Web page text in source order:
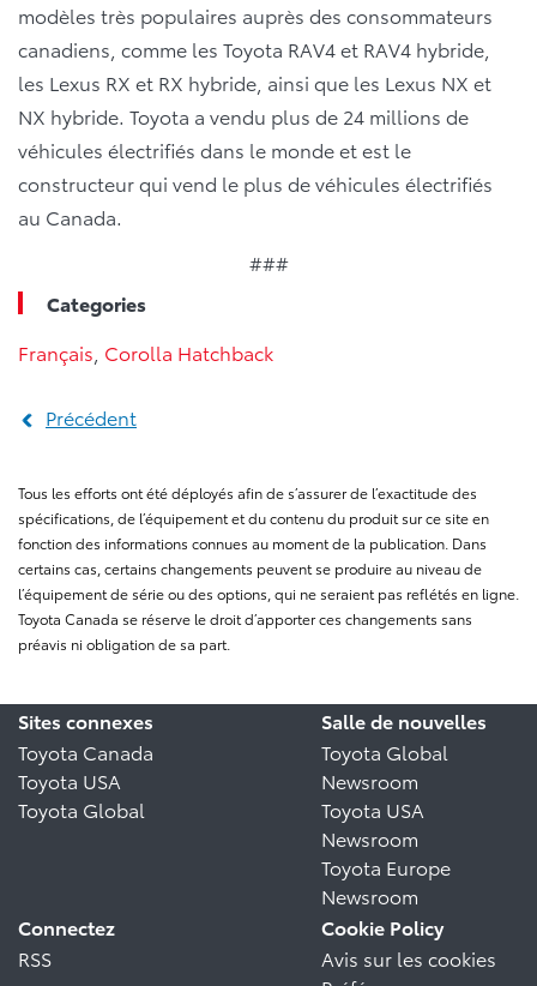
modèles très populaires auprès des consommateurs
canadiens, comme les Toyota RAV4 et RAV4 hybride,
les Lexus RX et RX hybride, ainsi que les Lexus NX et
NX hybride. Toyota a vendu plus de 24 millions de
véhicules électrifiés dans le monde et est le
constructeur qui vend le plus de véhicules électrifiés
au Canada.
###
Categories
Français Corolla Hatchback
Précédent
Tous les efforts ont été déployés afin de s’assurer de l’exactitude des
spécifications, de l’équipement et du contenu du produit sur ce site en
fonction des informations connues au moment de la publication. Dans
certains cas, certains changements peuvent se produire au niveau de
l’équipement de série ou des options, qui ne seraient pas reflétés en ligne.
Toyota Canada se réserve le droit d’apporter ces changements sans
préavis ni obligation de sa part.
Sites connexes
Toyota Canada
Toyota USA
Toyota Global
Salle de nouvelles
Toyota Global
Newsroom
Toyota USA
Newsroom
Toyota Europe
Newsroom
Connectez
RSS
Cookie Policy
Avis sur les cookies